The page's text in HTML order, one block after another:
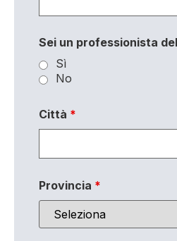
Sei un professionista
Sì
No
Città *
Provincia *